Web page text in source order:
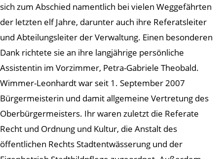
sich zum Abschied namentlich bei vielen Weggefährten
der letzten elf Jahre, darunter auch ihre Referatsleiter
und Abteilungsleiter der Verwaltung. Einen besonderen
Dank richtete sie an ihre langjährige persönliche
Assistentin im Vorzimmer, Petra-Gabriele Theobald.
Wimmer-Leonhardt war seit 1. September 2007
Bürgermeisterin und damit allgemeine Vertretung des
Oberbürgermeisters. Ihr waren zuletzt die Referate
Recht und Ordnung und Kultur, die Anstalt des
öffentlichen Rechts Stadtentwässerung und der